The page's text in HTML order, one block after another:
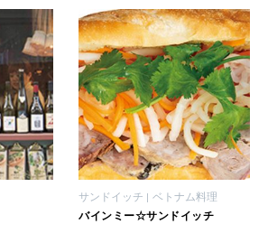
CULTURE
自分を耕す
WORK&MONEY
いい人生って？
MAGAZINEサンドイッチ ベトナム料理
バインミー☆サンドイッチ